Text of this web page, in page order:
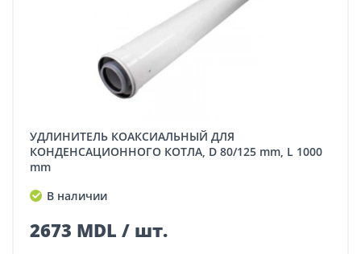
УДЛИНИТЕЛЬ КОАКСИАЛЬНЫЙ ДЛЯ
КОНДЕНСАЦИОННОГО КОТЛА, D 80/125 mm, L 1000
mm
В наличии
2673 MDL / шт.